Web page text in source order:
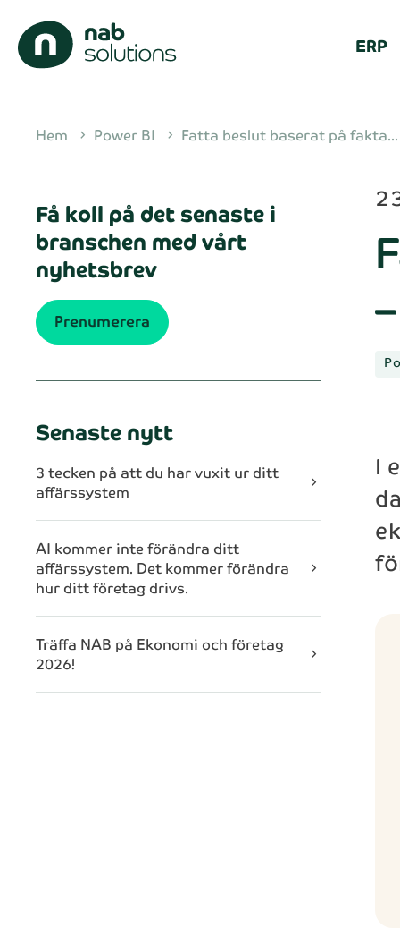
ERP
Hem chevron_right Power BI chevron_right Fatta beslut baserat på fakta...
Få koll på det senaste i
branschen med vårt
nyhetsbrev
Prenumerera
Senaste nytt
3 tecken på att du har vuxit ur ditt
affärssystem chevron_right
AI kommer inte förändra ditt
affärssystem. Det kommer förändra
hur ditt företag drivs.
chevron_right
Träffa NAB på Ekonomi och företag
2026! chevron_right
I